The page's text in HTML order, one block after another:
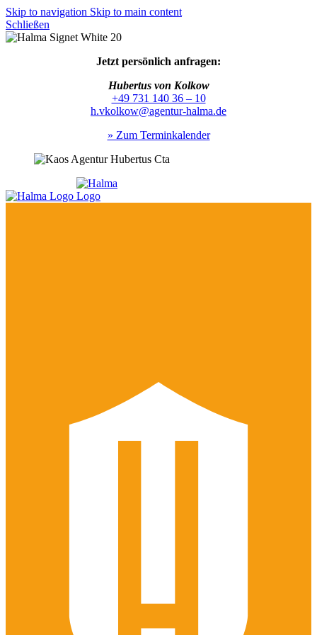
Skip to navigation Skip to main content
Schließen
Jetzt persönlich anfragen:
Hubertus von Kolkow
+49 731 140 36 – 10
h.vkolkow@agentur-halma.de
» Zum Terminkalender